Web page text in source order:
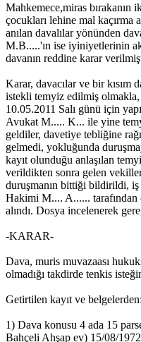
Mahkemece,miras bırakanın
çocukları lehine mal kaçırma
anılan davalılar yönünden
M.B.....'ın ise iyiniyetlerinin
davanın reddine karar
Karar, davacılar ve bir kısım
istekli temyiz edilmiş
10.05.2011 Salı günü için
Avukat M..... K... ile yine
geldiler, davetiye tebliğine
gelmedi, yokluğunda
kayıt olunduğu anlaşılan
verildikten sonra gelen
duruşmanın bittiği bildirildi, iş
Hakimi M.... A...... tarafından
alındı. Dosya incelenerek
-KARAR-
Dava, muris muvazaası
olmadığı takdirde tenkis
Getirtilen kayıt ve belgelerden:
1) Dava konusu 4 ada 15
Bahçeli Ahşap ev) 15/08/